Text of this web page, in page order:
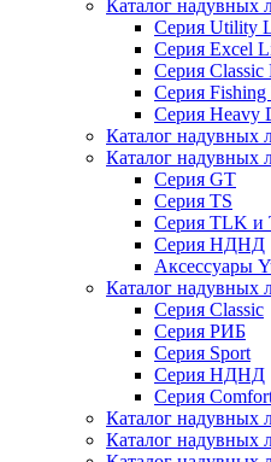
Каталог надувных
Серия Utility
Серия Excel
Серия Classic
Серия Fishing
Серия Heavy
Каталог надувных
Каталог надувных
Серия GT
Серия TS
Серия TLK и
Серия НДНД
Аксессуары
Каталог надувных
Серия Classic
Серия РИБ
Серия Sport
Серия НДНД
Серия
Каталог надувных
Каталог надувных